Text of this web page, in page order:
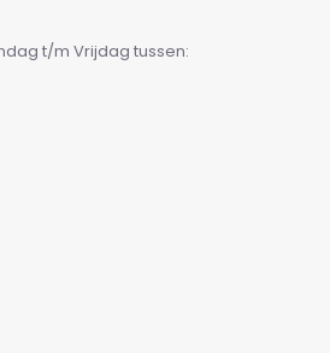
t/m Vrijdag tussen: